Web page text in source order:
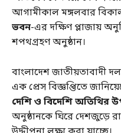
আগামীকাল মঙ্গলবার
ভবন-এর দক্ষিণ প্লাজায়
শপথগ্রহণ অনুষ্ঠান।
বাংলাদেশ জাতীয়তাবাদী
এক প্রেস বিজ্ঞপ্তিতে
দেশি ও বিদেশি অতিথির
অনুষ্ঠানকে ঘিরে দেশজুড়ে